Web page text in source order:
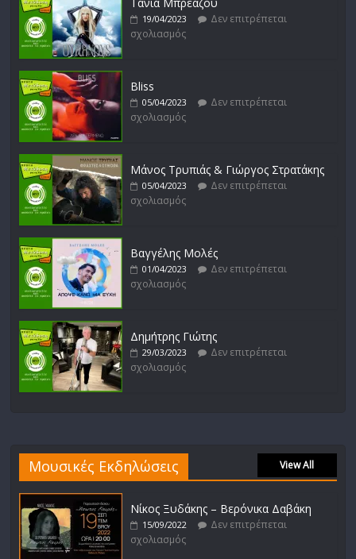
Τάνια Μπρεάζου
19/04/2023
Δεν επιτρέπεται
σχολιασμός
Bliss
05/04/2023
Δεν επιτρέπεται
σχολιασμός
Μάνος Τρυπιάς & Γιώργος Στρατάκης
05/04/2023
Δεν επιτρέπεται
σχολιασμός
Βαγγέλης Μολές
01/04/2023
Δεν επιτρέπεται
σχολιασμός
Δημήτρης Γιώτης
29/03/2023
Δεν επιτρέπεται
σχολιασμός
Μουσικές Εκδηλώσεις View All
Νίκος Ξυδάκης – Βερόνικα Δαβάκη
15/09/2022
Δεν επιτρέπεται
σχολιασμός